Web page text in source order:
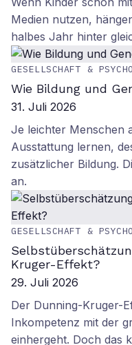
Medien nutzen,
halbes Jahr hinter
GESELLSCHAFT &
Wie Bildung und
31. Juli 2026
Je leichter Menschen
Ausstattung lernen,
zusätzlicher Bildung.
an.
GESELLSCHAFT &
Kruger-Effekt?
29. Juli 2026
Der Dunning-Kruger-
Inkompetenz mit der
einhergeht. Doch das